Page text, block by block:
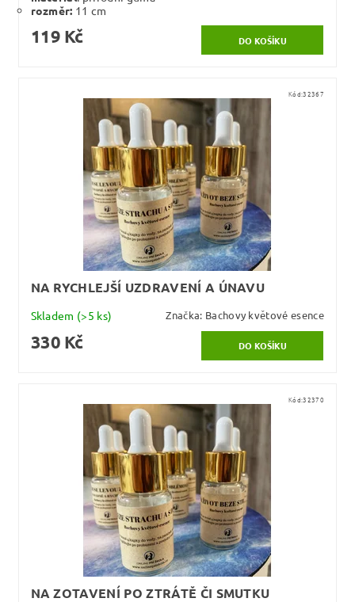
rozměr: 11 cm
119 Kč
Kód:32367
NA RYCHLEJŠÍ UZDRAVENÍ A ÚNAVU
Skladem (>5 ks) Značka: Bachovy květové esence
330 Kč
Kód:32370
NA ZOTAVENÍ PO ZTRÁTĚ ČI SMUTKU